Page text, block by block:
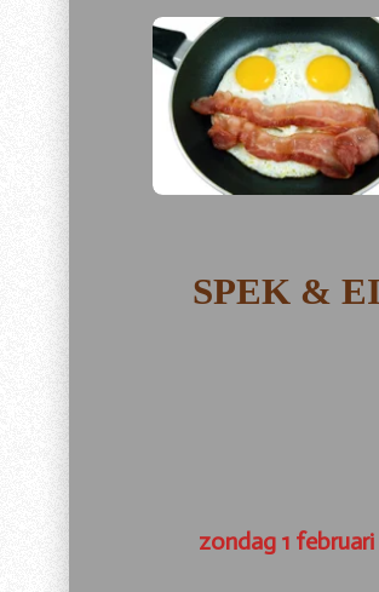
SPEK &
zondag 1 februari